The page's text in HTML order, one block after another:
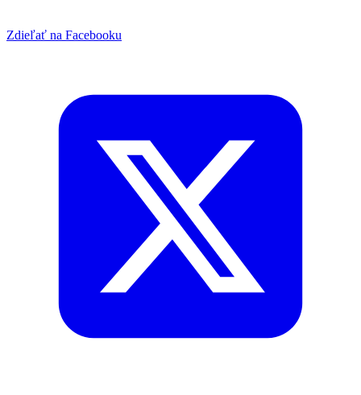
Zdieľať na Facebooku